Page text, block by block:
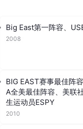
Big East第一阵容、
2008
BIG EAST赛事最佳阵
A全美最佳阵容、美联
生运动员ESPY
2010